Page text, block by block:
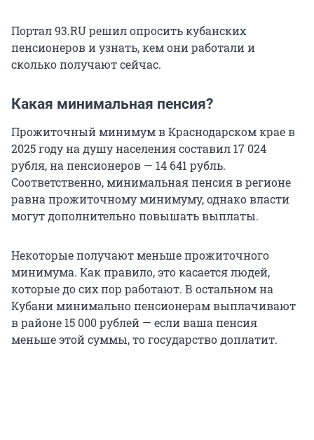
Портал 93.RU решил опросить кубанских
пенсионеров и узнать, кем они работали и
сколько получают сейчас.
Какая минимальная пенсия?
Прожиточный минимум в Краснодарском крае в
2025 году на душу населения составил 17 024
рубля, на пенсионеров — 14 641 рубль.
Соответственно, минимальная пенсия в регионе
равна прожиточному минимуму, однако власти
могут дополнительно повышать выплаты.
Некоторые получают меньше прожиточного
минимума. Как правило, это касается людей,
которые до сих пор работают. В остальном на
Кубани минимально пенсионерам выплачивают
в районе 15 000 рублей — если ваша пенсия
меньше этой суммы, то государство доплатит.